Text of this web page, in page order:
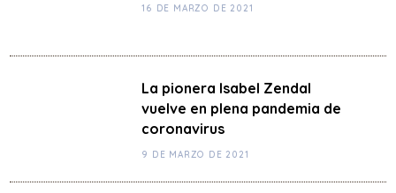
16 DE MARZO DE 2021
La pionera Isabel Zendal
vuelve en plena pandemia de
coronavirus
9 DE MARZO DE 2021